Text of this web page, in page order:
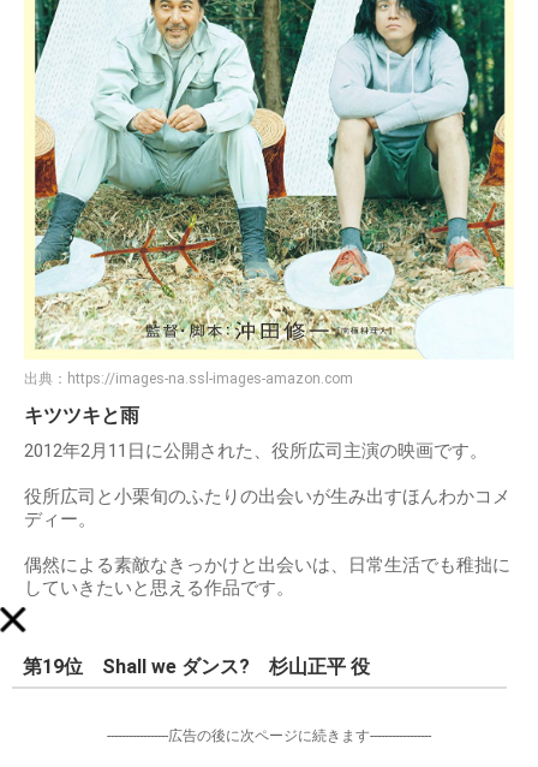
出典： https://images-na.ssl-images-amazon.com
キツツキと雨
2012年2月11日に公開された、役所広司主演の映画です。
役所広司と小栗旬のふたりの出会いが生み出すほんわかコメ
ディー。
偶然による素敵なきっかけと出会いは、日常生活でも稚拙に
していきたいと思える作品です。
第19位 Shall we ダンス? 杉山正平 役
-----------------広告の後に次ページに続きます-----------------